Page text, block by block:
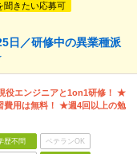
聞きたい応募可
日／研修中の異業種派
役エンジニアと1on1研修！ ★
費用は無料！ ★週4回以上の勉
歴不問 ベテランOK